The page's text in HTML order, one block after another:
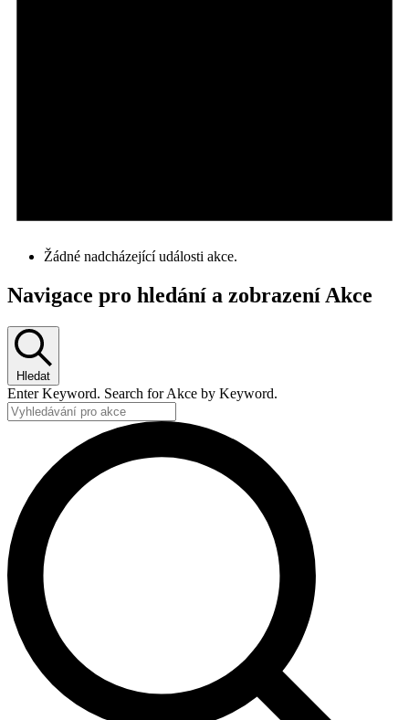
Žádné nadcházející události akce.
Navigace pro hledání a zobrazení Akce
Hledat
Enter Keyword. Search for Akce by Keyword.